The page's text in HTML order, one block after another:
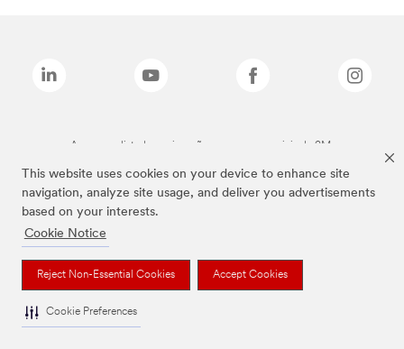
This website uses cookies on your device to enhance site
navigation, analyze site usage, and deliver you advertisements
based on your interests.
Cookie Notice
Reject Non-Essential Cookies Accept Cookies
Cookie Preferences
As marcas listadas a cima são marcas comerciais da 3M.